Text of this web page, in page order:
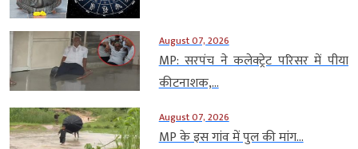
August 07, 2026
MP: सरपंच ने कलेक्ट्रेट परिसर में पीया
कीटनाशक,...
August 07, 2026
MP के इस गांव में पुल की मांग...